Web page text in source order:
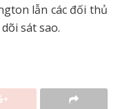
lẫn các đối thủ
sát sao.